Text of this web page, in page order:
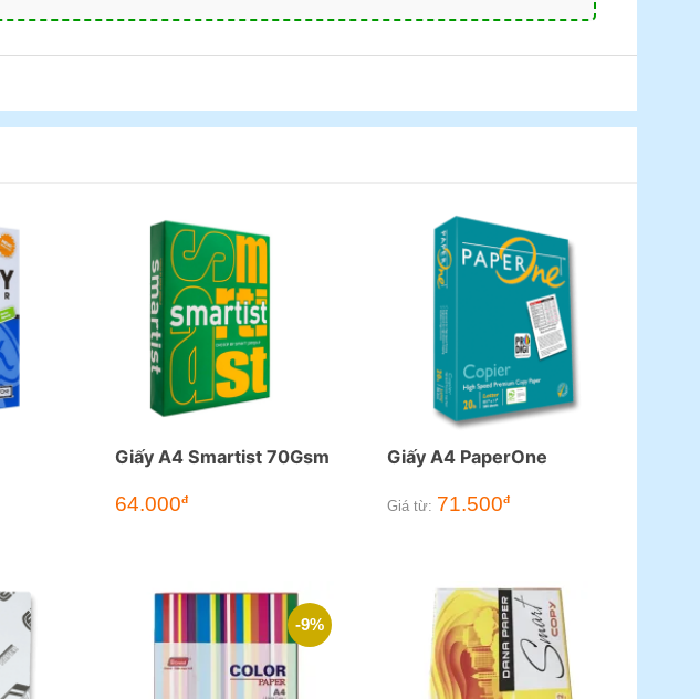
Giấy A4 Smartist 70Gsm
64.000đ
Giấy A4 PaperOne
Giá từ: 71.500đ
-9%